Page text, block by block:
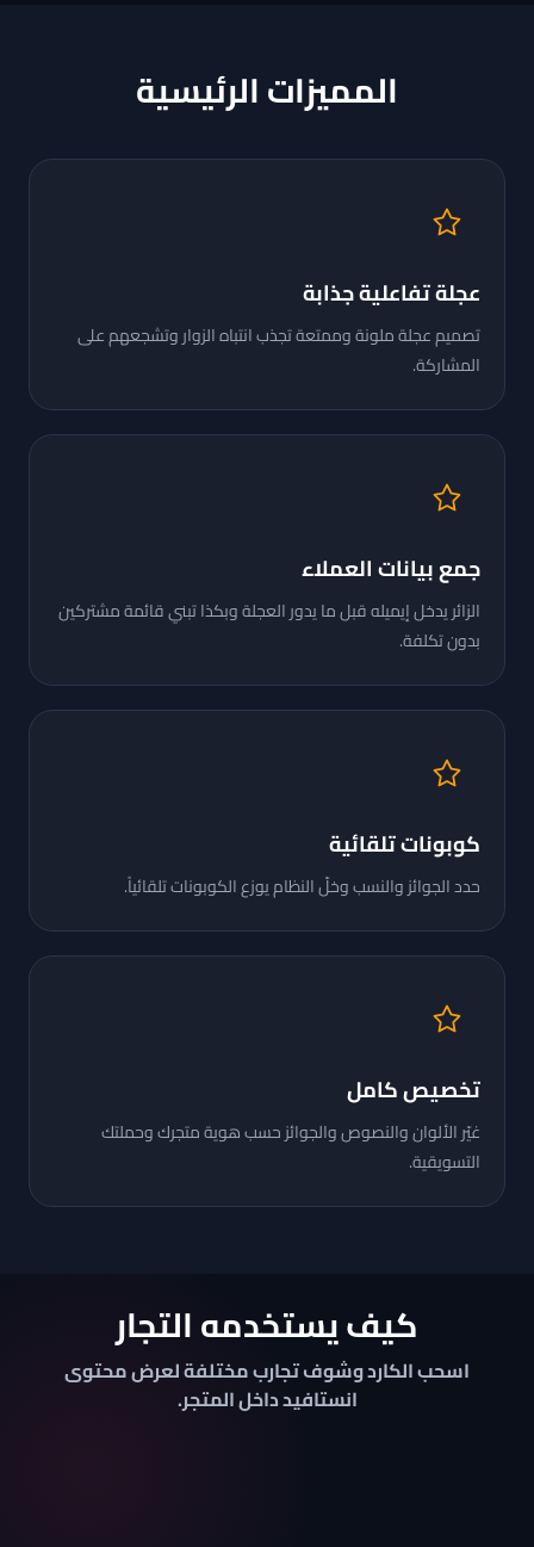
المميزات الرئيسية
عجلة تفاعلية جذابة
تصميم عجلة ملونة وممتعة تجذب انتباه الزوار وتشجعهم على
المشاركة.
جمع بيانات العملاء
الزائر يدخل إيميله قبل ما يدور العجلة وبكذا تبني قائمة مشتركين
بدون تكلفة.
كوبونات تلقائية
حدد الجوائز والنسب وخلّ النظام يوزع الكوبونات تلقائياً.
تخصيص كامل
غيّر الألوان والنصوص والجوائز حسب هوية متجرك وحملتك
التسويقية.
كيف يستخدمه التجار
اسحب الكارد وشوف تجارب مختلفة لعرض محتوى
انستافيد داخل المتجر.